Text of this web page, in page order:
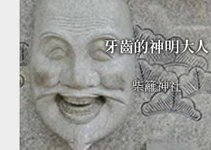
牙齒的神明大人
柴籬神社